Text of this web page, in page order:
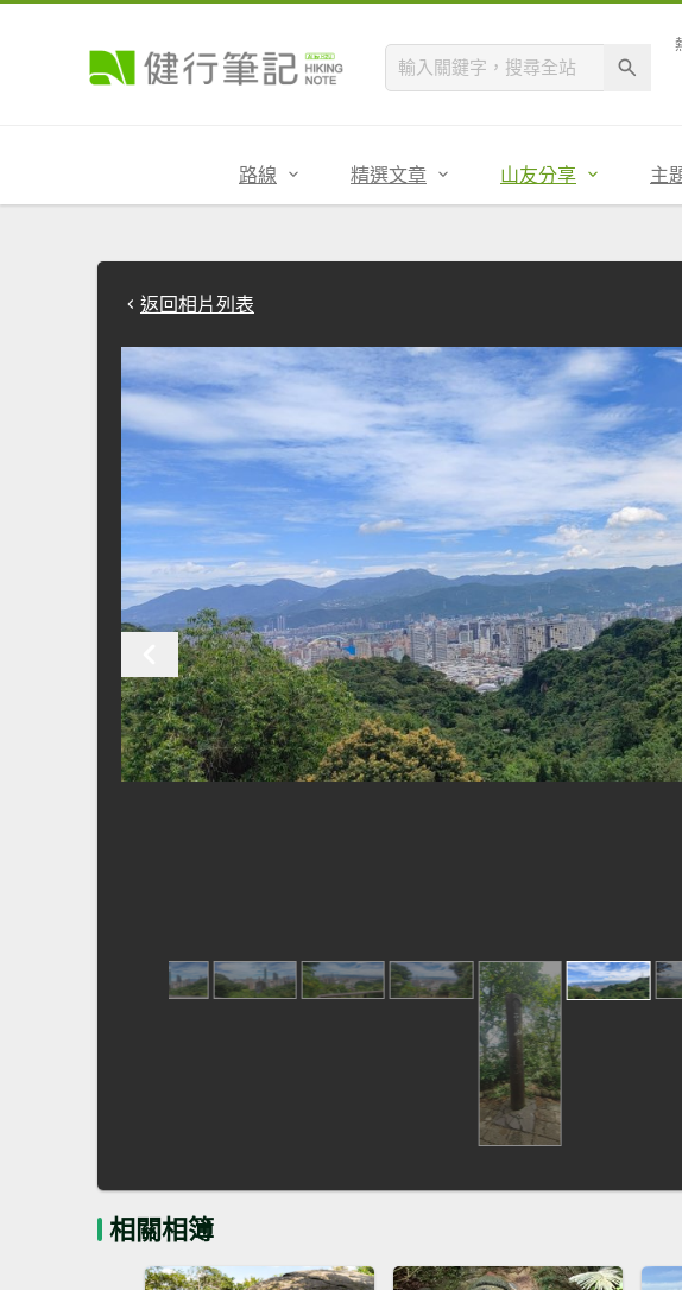
路線 精選文章 山友分享 主
返回相片列表
相關相簿